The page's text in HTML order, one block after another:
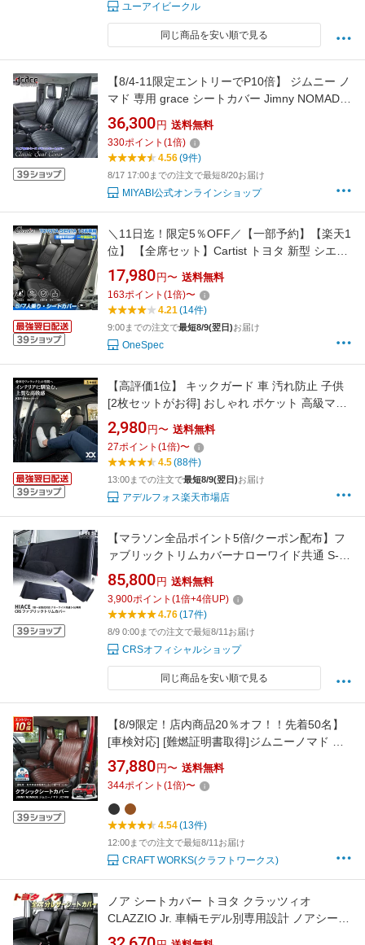
ユーアイビークル
同じ商品を安い順で見る
【8/4-11限定エントリーでP10倍】 ジムニー ノ
マド 専用 grace シートカバー Jimny NOMADE
車 内装 国内メーカー 簡単取付 難燃 加工 カス
タム ドレスアップ パーツ アンティーク ヴィン
テージ レトログレイス クラシック シートカ
バー 1台分 フロント+リア
36,300 円 送料無料
330ポイント (1倍)
4.56(9件)
8/17 17:00までの注文で最短8/20お届け
MIYABI公式オンラインショップ
＼11日迄！限定5％OFF／【一部予約】【楽天1
位】 【全席セット】Cartist トヨタ 新型 シエン
タ 10系 専用 5人乗り 7人乗り 全席 シートカバ
ー カーシート 座席カバー 1列目 2列目 3列目 カ
バーシート 車カバー 車用品 パーツ アクセサリ
ー 防水加工 抗菌防臭 お手入れ簡単
17,980 円〜 送料無料
163ポイント (1倍)〜
4.21(14件)
9:00までの注文で最短8/9(翌日)お届け
OneSpec
【高評価1位】 キックガード 車 汚れ防止 子供
[2枚セットがお得] おしゃれ ポケット 高級マッ
トPUレザー 撥水 防汚 防傷 3ポケット シートバ
ックポケット 車内 シートカバー 後部座席 カバ
ー キックマット ヴェゼル シエンタ ステップワ
ゴン ノア 汎用 KG1
2,980 円〜 送料無料
27ポイント (1倍)〜
4.5(88件)
13:00までの注文で最短8/9(翌日)お届け
アデルフォス楽天市場店
【マラソン全品ポイント5倍/クーポン配布】フ
ァブリックトリムカバーナローワイド共通 S-
GL専用 1型〜9型ハイエースの荷室の傷防止 車
中泊やベッド周りの断熱にも
85,800 円 送料無料
3,900ポイント (1倍+4倍UP)
4.76(17件)
8/9 0:00までの注文で最短8/11お届け
CRSオフィシャルショップ
同じ商品を安い順で見る
【8/9限定！店内商品20％オフ！！先着50名】
[車検対応] [難燃証明書取得]ジムニーノマド ク
ラシック シートカバー ジムニー ノマド 5ドア
JC74W 内装 運転席 助手席 後部座席 全席 セッ
ト 難燃 防水 簡単取付 パーツ カスタム ドレス
アップ レザー
37,880 円〜 送料無料
344ポイント (1倍)〜
4.54(13件)
12:00までの注文で最短8/11お届け
CRAFT WORKS(クラフトワークス)
ノア シートカバー トヨタ クラッツィオ
CLAZZIO Jr. 車輌モデル別専用設計 ノアシート
カバー 高品質BioPVC カーシート 全席1〜3列セ